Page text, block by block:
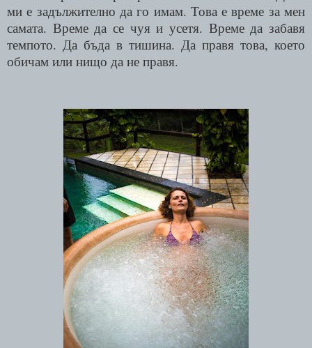
ми е задължително да го имам. Това е време за мен
самата. Време да се чуя и усетя. Време да забавя
темпото. Да бъда в тишина. Да правя това, което
обичам или нищо да не правя.